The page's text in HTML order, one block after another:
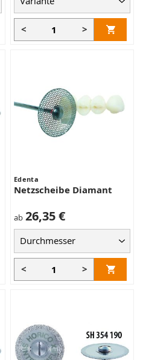
< >
Edenta
Netzscheibe Diamant
ab 26,35 €
< >